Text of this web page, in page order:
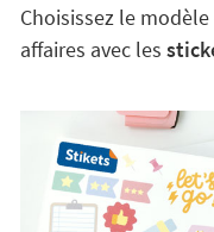
Choisissez le
affaires avec les